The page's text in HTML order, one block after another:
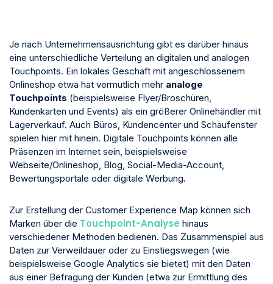
Je nach Unternehmensausrichtung gibt es darüber hinaus
eine unterschiedliche Verteilung an digitalen und analogen
Touchpoints. Ein lokales Geschäft mit angeschlossenem
Onlineshop etwa hat vermutlich mehr analoge
Touchpoints (beispielsweise Flyer/Broschüren,
Kundenkarten und Events) als ein größerer Onlinehändler mit
Lagerverkauf. Auch Büros, Kundencenter und Schaufenster
spielen hier mit hinein. Digitale Touchpoints können alle
Präsenzen im Internet sein, beispielsweise
Webseite/Onlineshop, Blog, Social-Media-Account,
Bewertungsportale oder digitale Werbung.
Zur Erstellung der Customer Experience Map können sich
Marken über die Touchpoint-Analyse hinaus
verschiedener Methoden bedienen. Das Zusammenspiel aus
Daten zur Verweildauer oder zu Einstiegswegen (wie
beispielsweise Google Analytics sie bietet) mit den Daten
aus einer Befragung der Kunden (etwa zur Ermittlung des